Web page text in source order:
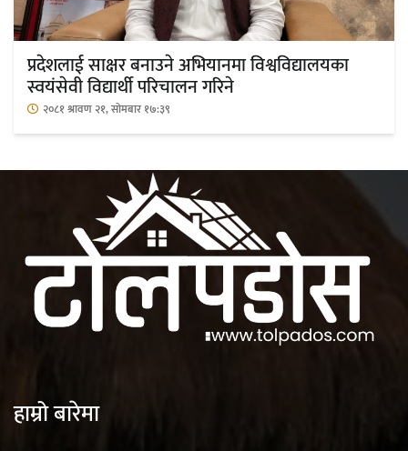
महत्त्वपूर्ण हुन्छ : मेयर मण्डल
श्रीमती बलात्कार मुद्दामा श्रीमान्लाई छ महिना
कैद, एक लाख रुपैयाँ क्षतिपूर्ति
प्रदेशलाई साक्षर बनाउने अभियानमा विश्वविद्यालयका
स्वयंसेवी विद्यार्थी परिचालन गरिने
२०८१ श्रावण २१, सोमबार १७:३९
हाम्रो बारेमा